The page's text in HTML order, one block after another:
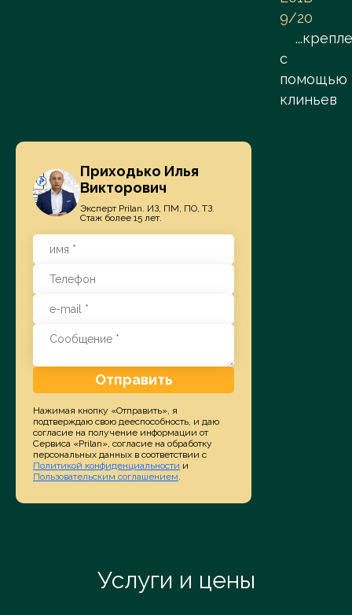
9/20
с
помощью
клиньев
Услуги и цены
Приходько Илья
Викторович
Эксперт Prilan. ИЗ, ПМ, ПО, ТЗ.
Стаж более 15 лет.
Отправить
Нажимая кнопку «Отправить», я
подтверждаю свою дееспособность, и даю
согласие на получение информации от
Сервиса «Prilan», согласие на обработку
персональных данных в соответствии с
Политикой конфиденциальности и
Пользовательским соглашением.